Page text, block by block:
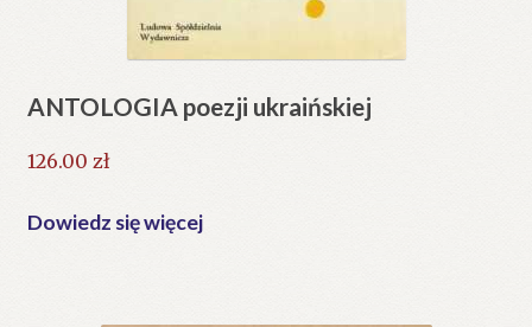
ANTOLOGIA poezji ukraińskiej
126.00 zł
Dowiedz się więcej